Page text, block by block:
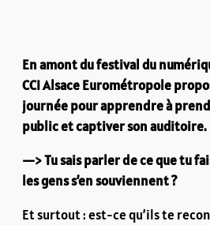
En amont du festival du
CCI Alsace Eurométropole
journée pour apprendre à
public et captiver son auditoire.
—> Tu sais parler de ce que tu
les gens s’en souviennent ?
Et surtout : est-ce qu’ils te